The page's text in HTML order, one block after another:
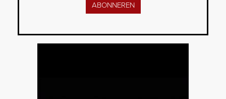
ABONNEREN